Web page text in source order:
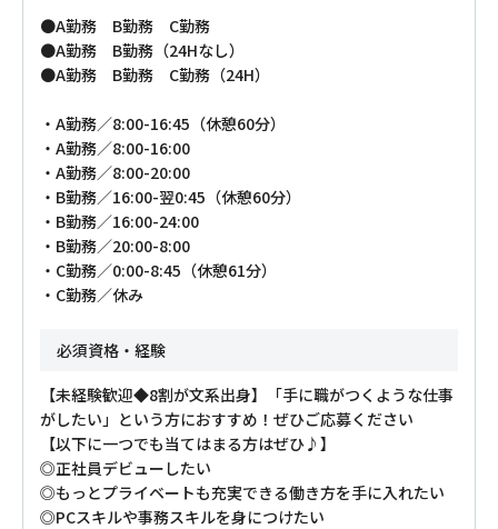
●A勤務 B勤務 C勤務
●A勤務 B勤務（24Hなし）
●A勤務 B勤務 C勤務（24H）
・A勤務／8:00-16:45（休憩60分）
・A勤務／8:00-16:00
・A勤務／8:00-20:00
・B勤務／16:00-翌0:45（休憩60分）
・B勤務／16:00-24:00
・B勤務／20:00-8:00
・C勤務／0:00-8:45（休憩61分）
・C勤務／休み
必須資格・経験
【未経験歓迎◆8割が文系出身】「手に職がつくような仕事
がしたい」という方におすすめ！ぜひご応募ください
【以下に一つでも当てはまる方はぜひ♪】
◎正社員デビューしたい
◎もっとプライベートも充実できる働き方を手に入れたい
◎PCスキルや事務スキルを身につけたい